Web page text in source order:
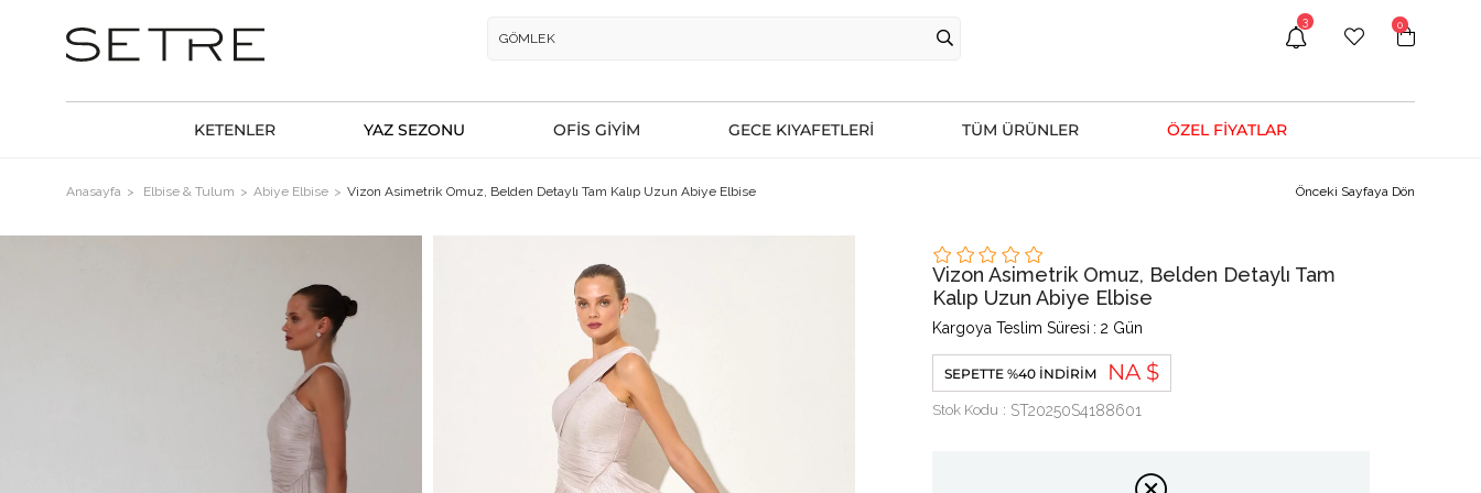
0
3
KETENLER YAZ SEZONU OFİS GİYİM GECE KIYAFETLERİ TÜM ÜRÜNLER ÖZEL FİYATLAR
Anasayfa Elbise & Tulum Abiye Elbise Vizon Asimetrik Omuz, Belden Detaylı Tam Kalıp Uzun Abiye Elbise Önceki Sayfaya Dön
Vizon Asimetrik Omuz, Belden Detaylı Tam
Kalıp Uzun Abiye Elbise
Kargoya Teslim Süresi : 2 Gün
SEPETTE %40 İNDIRIM NA $
Stok Kodu ST20250S4188601